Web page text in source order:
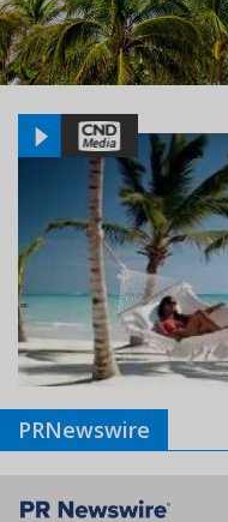
PRNewswire